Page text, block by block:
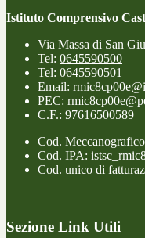
Istituto Comprensivo
Via Massa di San
Tel: 0645590500
Tel: 0645590501
Email:
PEC:
C.F.: 97616500589
Cod.
Cod. IPA:
Cod. unico di
Sezione Link Utili